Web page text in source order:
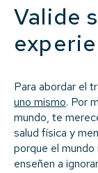
Valide
Para abordar el
uno mismo. Por
mundo, te
salud física y
porque el mundo
enseñen a